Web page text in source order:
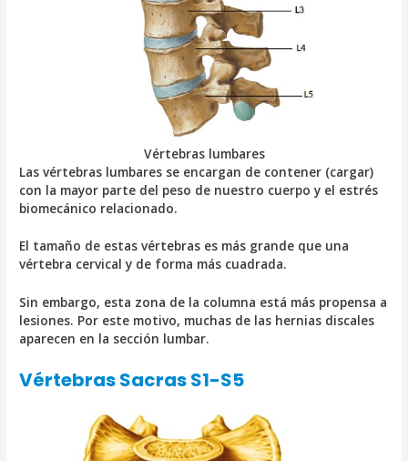
Vértebras lumbares
Las vértebras lumbares se encargan de contener (cargar)
con la mayor parte del peso de nuestro cuerpo y el estrés
biomecánico relacionado.
El tamaño de estas vértebras es más grande que una
vértebra cervical y de forma más cuadrada.
Sin embargo, esta zona de la columna está más propensa a
lesiones. Por este motivo, muchas de las hernias discales
aparecen en la sección lumbar.
Vértebras Sacras S1-S5